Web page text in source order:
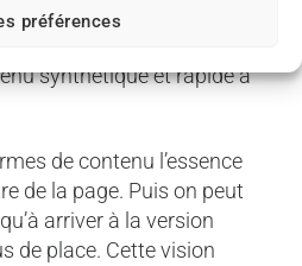
préférences
de recherche sur mobile qui
synthétique et rapide à
de contenu l’essence
de la page. Puis on peut
arriver à la version
de place. Cette vision